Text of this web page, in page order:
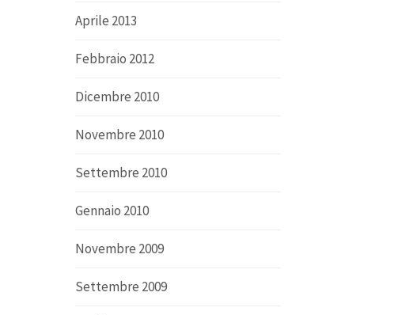
Aprile 2013
Febbraio 2012
Dicembre 2010
Novembre 2010
Settembre 2010
Gennaio 2010
Novembre 2009
Settembre 2009